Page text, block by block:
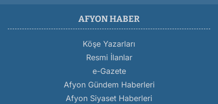
AFYON HABER
Köşe Yazarları
Resmi İlanlar
e-Gazete
Afyon Gündem Haberleri
Afyon Siyaset Haberleri